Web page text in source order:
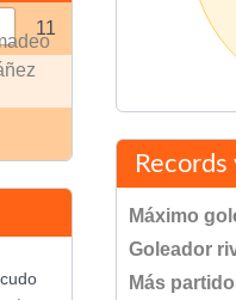
11
Máximo
Goleador
Más